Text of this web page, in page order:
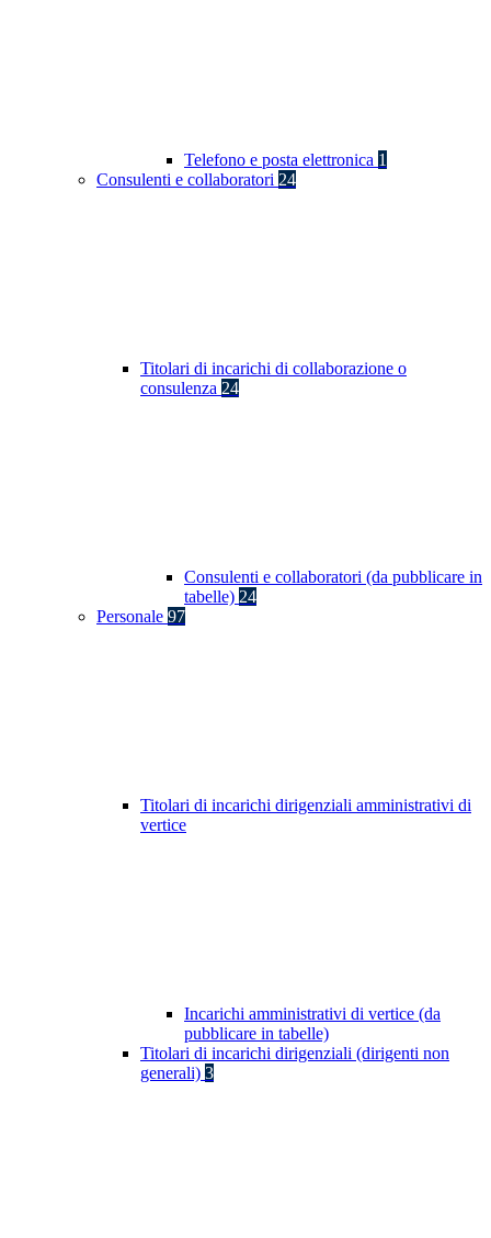
Telefono e posta elettronica 1
Consulenti e collaboratori 24
Titolari di incarichi di collaborazione o
consulenza 24
Consulenti e collaboratori (da pubblicare in
tabelle) 24
Personale 97
Titolari di incarichi dirigenziali amministrativi di
vertice
Incarichi amministrativi di vertice (da
pubblicare in tabelle)
Titolari di incarichi dirigenziali (dirigenti non
generali) 3